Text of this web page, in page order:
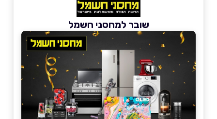
שובר למחסני חשמל